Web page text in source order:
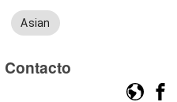
Asian
Contacto